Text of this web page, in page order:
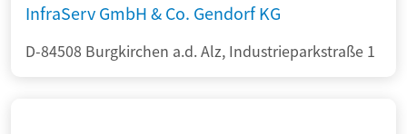
InfraServ GmbH & Co. Gendorf KG
D-84508 Burgkirchen a.d. Alz, Industrieparkstraße 1